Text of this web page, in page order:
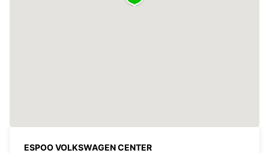
ESPOO VOLKSWAGEN CENTER